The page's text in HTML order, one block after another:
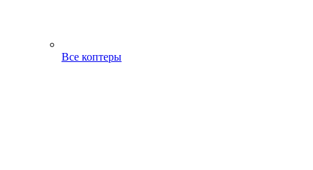
Все коптеры